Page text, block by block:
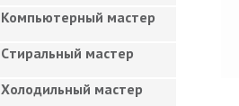
Компьютерный мастер
Cтиральный мастер
Холодильный мастер